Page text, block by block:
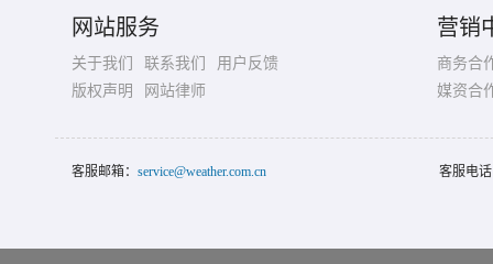
网站服务
关于我们 联系我们
用户反馈
版权声明
网站律师
营销
商务合
媒资合
客服邮箱： service@weather.com.cn 客服电